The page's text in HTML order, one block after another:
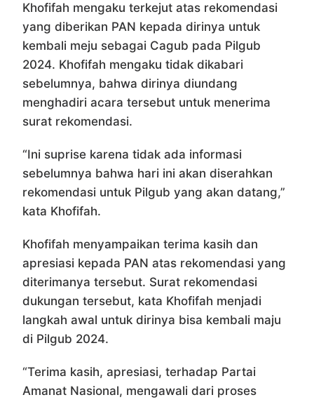
Khofifah mengaku terkejut atas rekomendasi
yang diberikan PAN kepada dirinya untuk
kembali meju sebagai Cagub pada Pilgub
2024. Khofifah mengaku tidak dikabari
sebelumnya, bahwa dirinya diundang
menghadiri acara tersebut untuk menerima
surat rekomendasi.
“Ini suprise karena tidak ada informasi
sebelumnya bahwa hari ini akan diserahkan
rekomendasi untuk Pilgub yang akan datang,”
kata Khofifah.
Khofifah menyampaikan terima kasih dan
apresiasi kepada PAN atas rekomendasi yang
diterimanya tersebut. Surat rekomendasi
dukungan tersebut, kata Khofifah menjadi
langkah awal untuk dirinya bisa kembali maju
di Pilgub 2024.
“Terima kasih, apresiasi, terhadap Partai
Amanat Nasional, mengawali dari proses